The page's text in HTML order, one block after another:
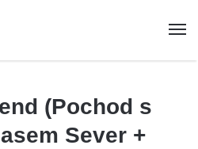
(Pochod s
Sever +